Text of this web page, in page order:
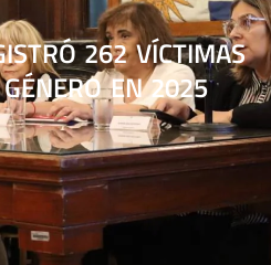
262 VÍCTIMAS
EN 2025